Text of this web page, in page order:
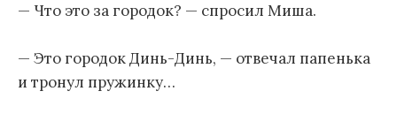
— Что это за городок? — спросил Миша.
— Это городок Динь-Динь, — отвечал папенька
и тронул пружинку…